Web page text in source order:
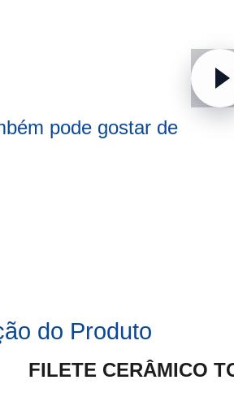
pode gostar de
do Produto
FILETE CERÂMICO